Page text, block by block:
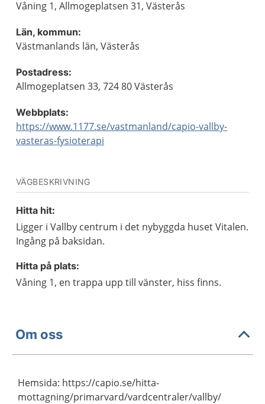
Våning 1, Allmogeplatsen 31, Västerås
Län, kommun:
Västmanlands län, Västerås
Postadress:
Allmogeplatsen 33, 724 80 Västerås
Webbplats:
https://www.1177.se/vastmanland/capio-vallby-
vasteras-fysioterapi
VÄGBESKRIVNING
Hitta hit:
Ligger i Vallby centrum i det nybyggda huset Vitalen.
Ingång på baksidan.
Hitta på plats:
Våning 1, en trappa upp till vänster, hiss finns.
Om oss
Hemsida: https://capio.se/hitta-
mottagning/primarvard/vardcentraler/vallby/